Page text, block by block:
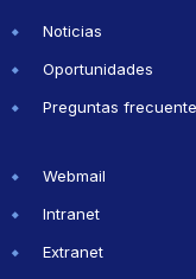
Noticias
Oportunidades
Preguntas
Webmail
Intranet
Extranet